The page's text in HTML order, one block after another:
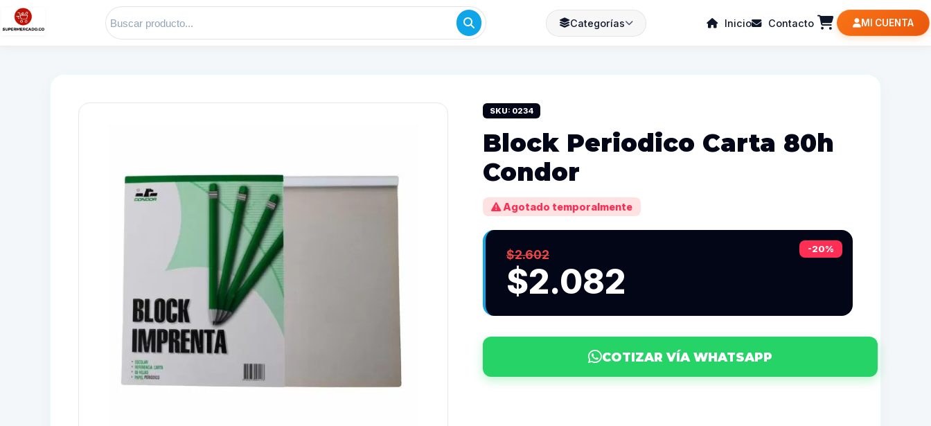
Categorías Inicio Contacto MI CUENTA
SKU: 0234
Block Periodico Carta 80h
Condor
Agotado temporalmente
-20%
$2.602
$2.082
COTIZAR VÍA WHATSAPP